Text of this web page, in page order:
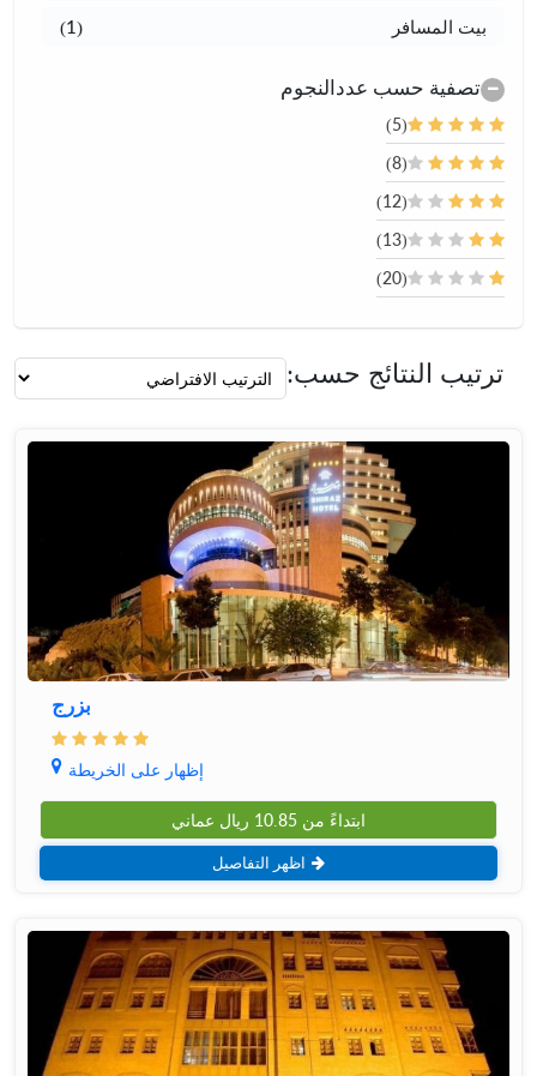
بيت المسافر (1)
تصفية حسب عددالنجوم
(5)
(8)
(12)
(13)
(20)
ترتيب النتائج حسب:
بزرج
إظهار على الخريطة
ابتداءً من 10.85 ريال عماني
اظهر التفاصيل